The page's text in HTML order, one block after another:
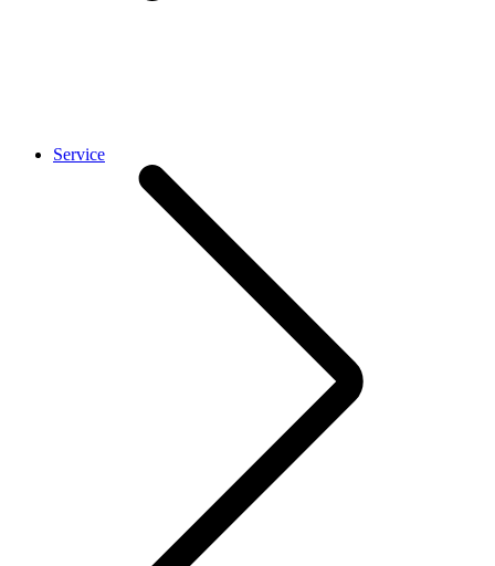
Service